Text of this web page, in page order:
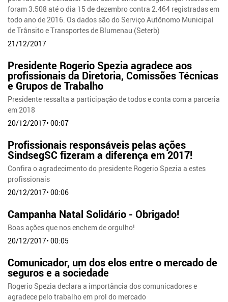
foram 3.508 até o dia 15 de dezembro contra 2.464 registradas em
todo ano de 2016. Os dados são do Serviço Autônomo Municipal
de Trânsito e Transportes de Blumenau (Seterb)
21/12/2017
Presidente Rogerio Spezia agradece aos
profissionais da Diretoria, Comissões Técnicas
e Grupos de Trabalho
Presidente ressalta a participação de todos e conta com a parceria
em 2018
20/12/2017• 00:07
Profissionais responsáveis pelas ações
SindsegSC fizeram a diferença em 2017!
Confira o agradecimento do presidente Rogerio Spezia a estes
profissionais
20/12/2017• 00:06
Campanha Natal Solidário - Obrigado!
Boas ações que nos enchem de orgulho!
20/12/2017• 00:05
Comunicador, um dos elos entre o mercado de
seguros e a sociedade
Rogerio Spezia declara a importância dos comunicadores e
agradece pelo trabalho em prol do mercado